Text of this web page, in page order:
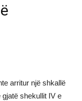
arritur një shkallë
shekullit IV e